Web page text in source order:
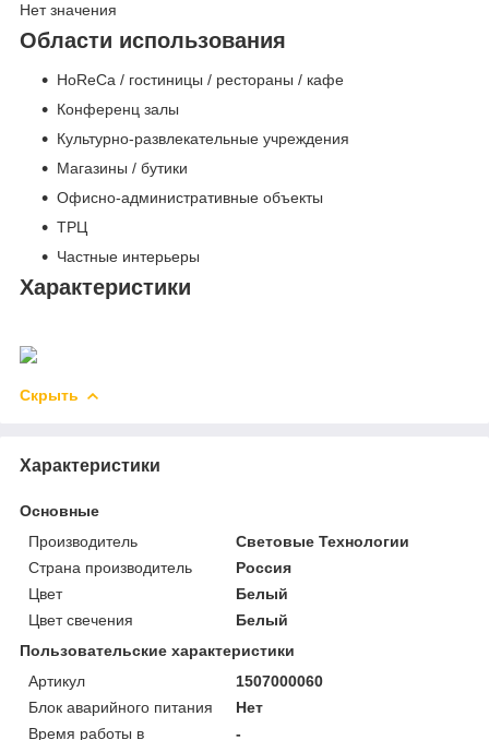
Нет значения
Области использования
HoReCa / гостиницы / рестораны / кафе
Конференц залы
Культурно-развлекательные учреждения
Магазины / бутики
Офисно-административные объекты
ТРЦ
Частные интерьеры
Характеристики
Скрыть
Характеристики
Основные
Производитель
Световые Технологии
Страна производитель
Россия
Цвет
Белый
Цвет свечения
Белый
Пользовательские характеристики
Артикул
1507000060
Блок аварийного питания
Нет
Время работы в
-